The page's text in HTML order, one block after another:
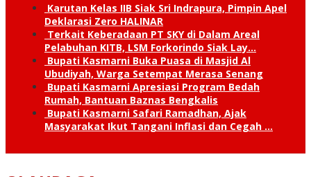
Karutan Kelas IIB Siak Sri Indrapura, Pimpin Apel
Deklarasi Zero HALINAR
Terkait Keberadaan PT SKY di Dalam Areal
Pelabuhan KITB, LSM Forkorindo Siak Lay…
Bupati Kasmarni Buka Puasa di Masjid Al
Ubudiyah, Warga Setempat Merasa Senang
Bupati Kasmarni Apresiasi Program Bedah
Rumah, Bantuan Baznas Bengkalis
Bupati Kasmarni Safari Ramadhan, Ajak
Masyarakat Ikut Tangani Inflasi dan Cegah …